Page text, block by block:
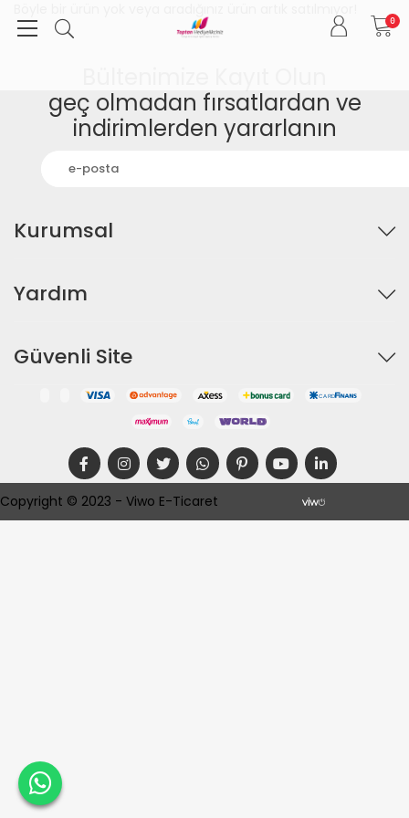
0
geç olmadan fırsatlardan ve
indirimlerden yararlanın
Kurumsal
Yardım
Güvenli Site
Copyright © 2023 - Viwo E-Ticaret